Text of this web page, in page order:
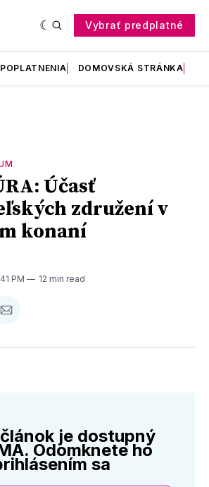
Vybrať predplatné
DOMOVSKÁ STRÁNKA
Účasť
združení v
konaní
PM 12 min read
Zdieľať
E-
je dostupný
Odomknete ho
sa